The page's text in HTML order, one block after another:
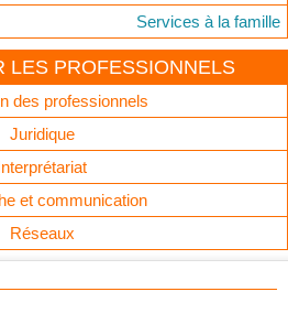
Services à la famille
LES PROFESSIONNELS
des professionnels
Juridique
et communication
Réseaux